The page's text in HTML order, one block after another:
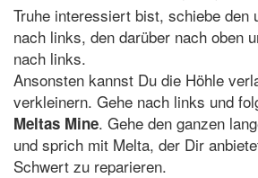
Truhe interessiert bist, schiebe den
nach links, den darüber nach oben
nach links.
Ansonsten kannst Du die Höhle
verkleinern. Gehe nach links und
Meltas Mine. Gehe den ganzen
und sprich mit Melta, der Dir
Schwert zu reparieren.